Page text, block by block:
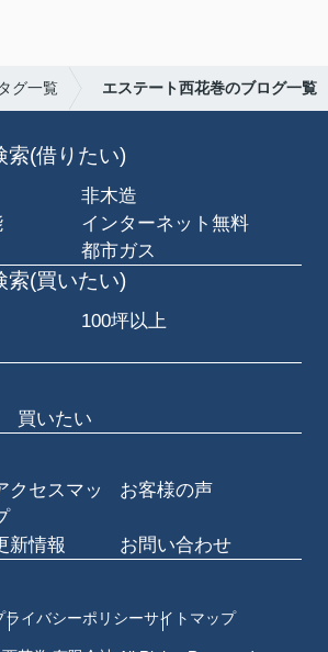
タグ一覧 エステート西花巻のブログ一覧
索(借りたい)
非木造
インターネット無料
都市ガス
索(買いたい)
100坪以上
買いたい
クセスマッ
お客様の声
新情報 お問い合わせ
ライバシーポリシーサイトマップ